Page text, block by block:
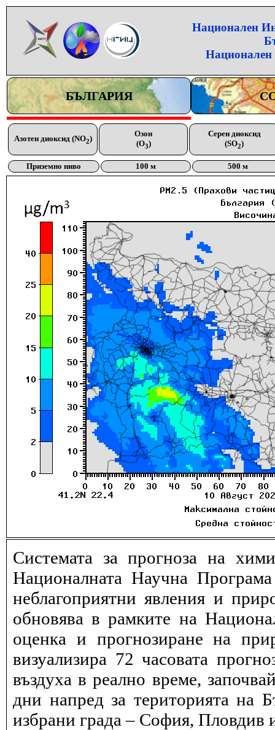
Национален
Национален
БЪЛГАРИЯ
Азотен диоксид (NO2)
Озон
(O3)
Серен диоксид
(SO2)
Приземно ниво 100 м 500 м
Системата за прогноза на
Националната Научна
неблагоприятни явления и
обновява в рамките на
оценка и прогнозиране на
визуализира 72 часовата
въздуха в реално време,
дни напред за територията на
избрани града – София, Пловдив